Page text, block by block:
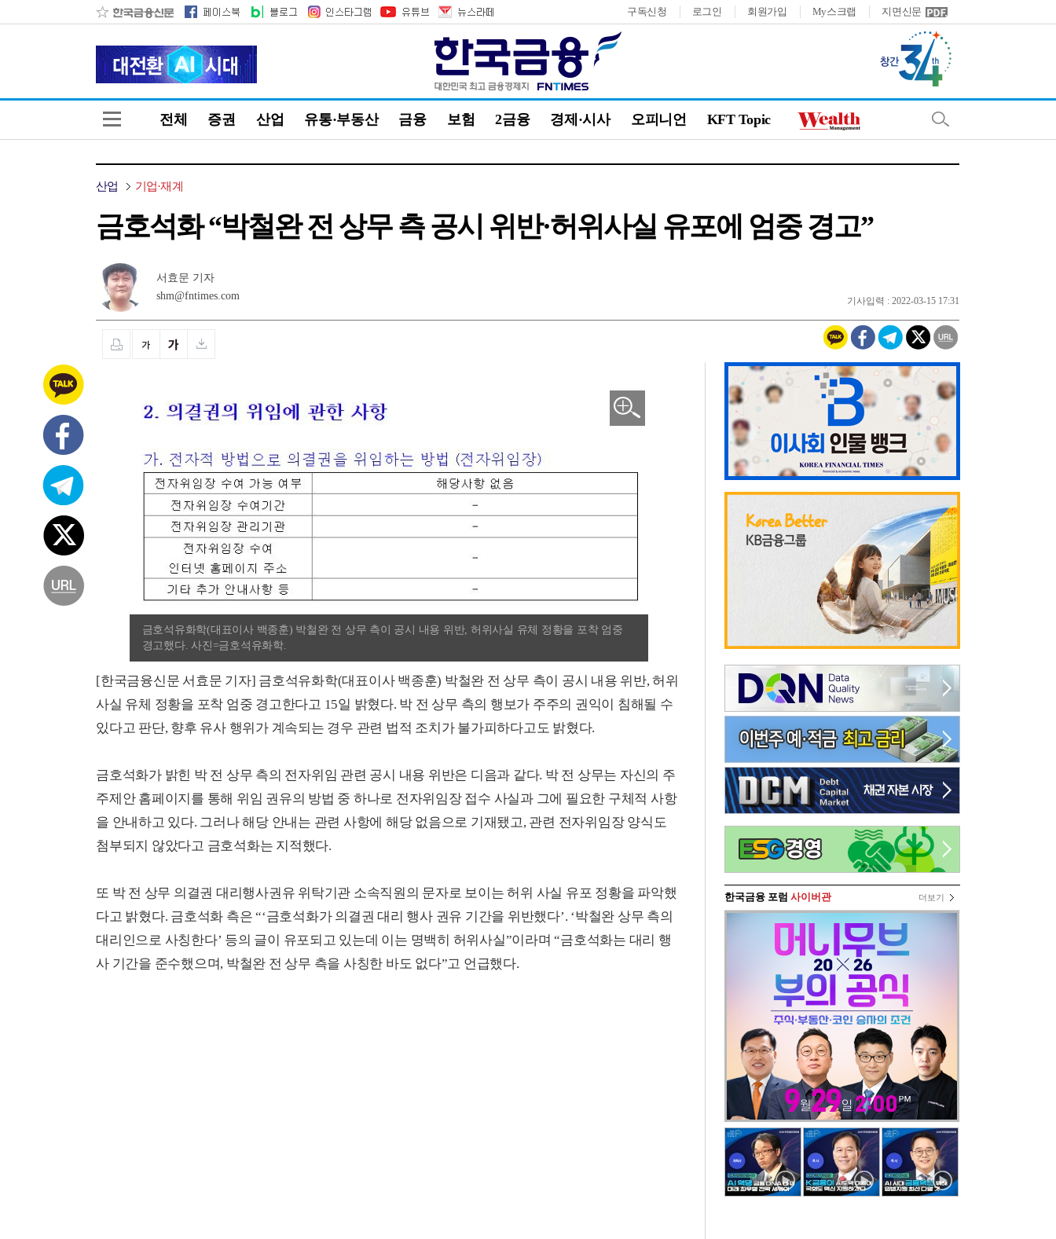
구독신청 로그인 회원가입 My스크랩 지면신문
전체 증권 산업 유통·부동산 금융 보험 2금융 경제·시사 오피니언 KFT Topic
산업 기업·재계
금호석화 “박철완 전 상무 측 공시 위반·허위사실 유포에 엄중 경고”
서효문 기자
shm@fntimes.com
기사입력 : 2022-03-15 17:31
금호석유화학(대표이사 백종훈) 박철완 전 상무 측이 공시 내용 위반, 허위사실 유체 정황을 포착 엄중
경고했다. 사진=금호석유화학.
[한국금융신문 서효문 기자] 금호석유화학(대표이사 백종훈) 박철완 전 상무 측이 공시 내용 위반, 허위
사실 유체 정황을 포착 엄중 경고한다고 15일 밝혔다. 박 전 상무 측의 행보가 주주의 권익이 침해될 수
있다고 판단, 향후 유사 행위가 계속되는 경우 관련 법적 조치가 불가피하다고도 밝혔다.
금호석화가 밝힌 박 전 상무 측의 전자위임 관련 공시 내용 위반은 디음과 같다. 박 전 상무는 자신의 주
주제안 홈페이지를 통해 위임 권유의 방법 중 하나로 전자위임장 접수 사실과 그에 필요한 구체적 사항
을 안내하고 있다. 그러나 해당 안내는 관련 사항에 해당 없음으로 기재됐고, 관련 전자위임장 양식도
첨부되지 않았다고 금호석화는 지적했다.
또 박 전 상무 의결권 대리행사권유 위탁기관 소속직원의 문자로 보이는 허위 사실 유포 정황을 파악했
다고 밝혔다. 금호석화 측은 “‘금호석화가 의결권 대리 행사 권유 기간을 위반했다’. ‘박철완 상무 측의
대리인으로 사칭한다’ 등의 글이 유포되고 있는데 이는 명백히 허위사실”이라며 “금호석화는 대리 행
사 기간을 준수했으며, 박철완 전 상무 측을 사칭한 바도 없다”고 언급했다.
한국금융 포럼 사이버관 더보기